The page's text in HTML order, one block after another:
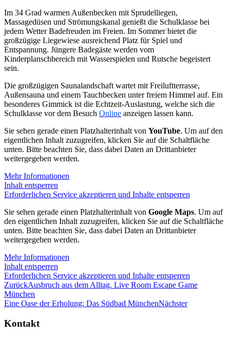
Im 34 Grad warmen Außenbecken mit Sprudelliegen,
Massagedüsen und Strömungskanal genießt die Schulklasse bei
jedem Wetter Badefreuden im Freien. Im Sommer bietet die
großzügige Liegewiese ausreichend Platz für Spiel und
Entspannung. Jüngere Badegäste werden vom
Kinderplanschbereich mit Wasserspielen und Rutsche begeistert
sein.
Die großzügigen Saunalandschaft wartet mit Freiluftterrasse,
Außensauna und einem Tauchbecken unter freiem Himmel auf. Ein
besonderes Gimmick ist die Echtzeit-Auslastung, welche sich die
Schulklasse vor dem Besuch Online anzeigen lassen kann.
Sie sehen gerade einen Platzhalterinhalt von YouTube. Um auf den
eigentlichen Inhalt zuzugreifen, klicken Sie auf die Schaltfläche
unten. Bitte beachten Sie, dass dabei Daten an Drittanbieter
weitergegeben werden.
Mehr Informationen
Inhalt entsperren
Erforderlichen Service akzeptieren und Inhalte entsperren
Sie sehen gerade einen Platzhalterinhalt von Google Maps. Um auf
den eigentlichen Inhalt zuzugreifen, klicken Sie auf die Schaltfläche
unten. Bitte beachten Sie, dass dabei Daten an Drittanbieter
weitergegeben werden.
Mehr Informationen
Inhalt entsperren
Erforderlichen Service akzeptieren und Inhalte entsperren
ZurückAusbruch aus dem Alltag. Live Room Escape Game
München
Eine Oase der Erholung: Das Südbad MünchenNächster
Kontakt